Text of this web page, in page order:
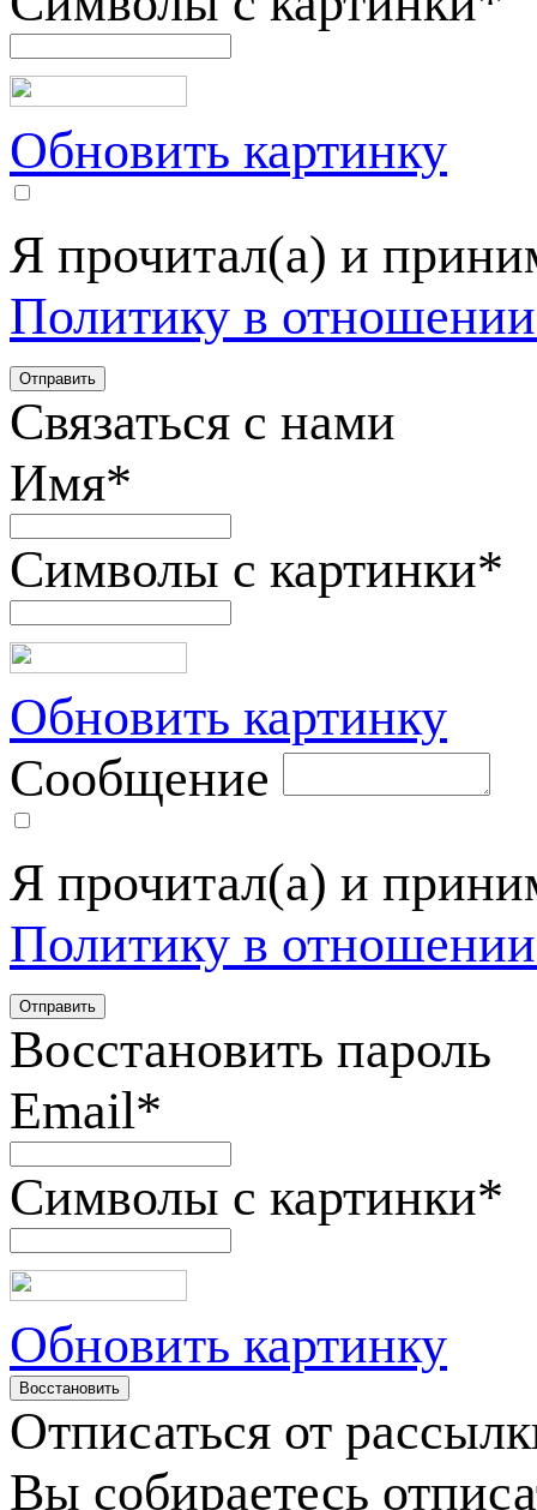
Обновить картинку
Я прочитал(а) и
Политику в
Связаться с нами
Имя*
Символы с картинки*
Обновить картинку
Сообщение
Я прочитал(а) и
Политику в
Восстановить пароль
Email*
Символы с картинки*
Обновить картинку
Отписаться от
Вы собираетесь